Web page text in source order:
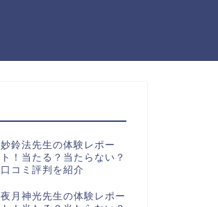
妙鈴法先生の体験レポー
ト！当たる？当たらない？
口コミ評判を紹介
夜月神光先生の体験レポー